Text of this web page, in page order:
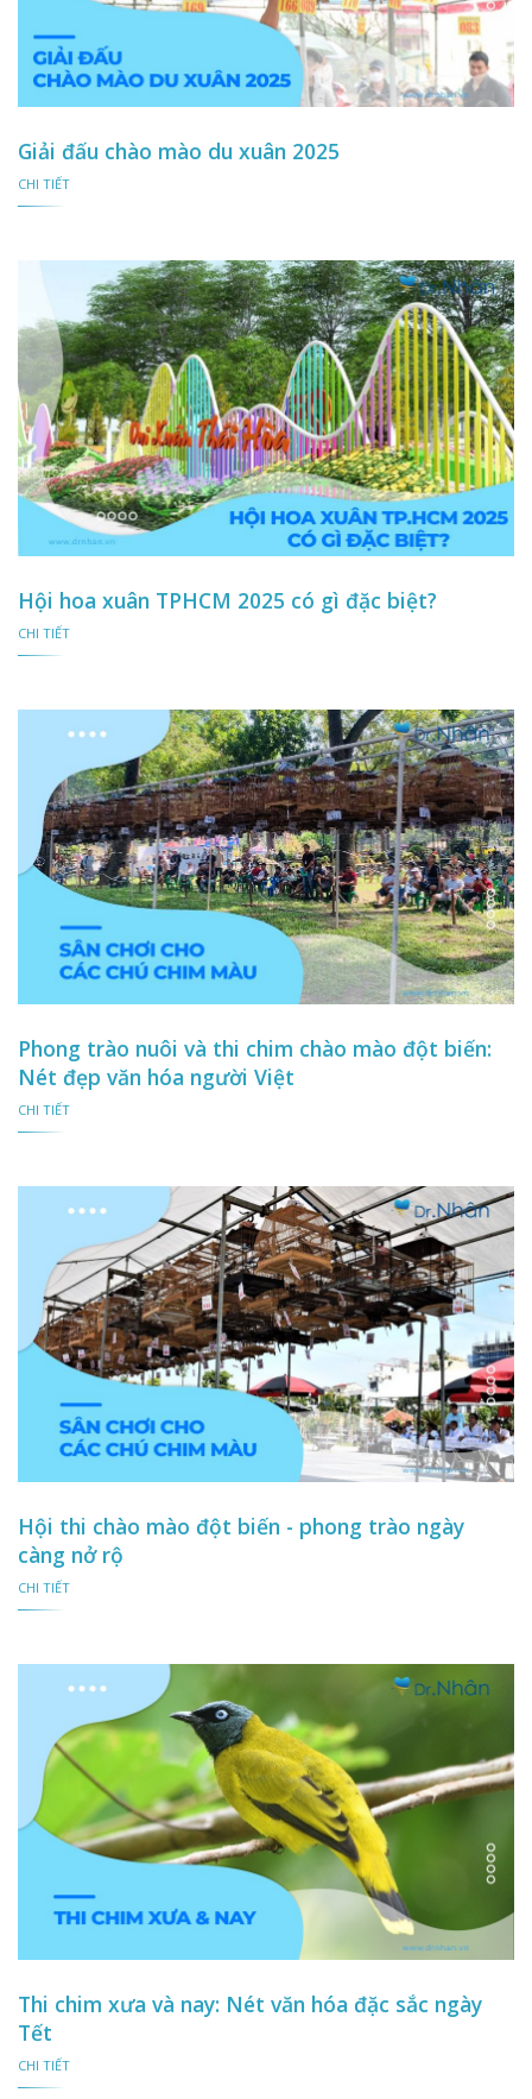
Giải đấu chào mào du xuân 2025
CHI TIẾT
Hội hoa xuân TPHCM 2025 có gì đặc biệt?
CHI TIẾT
Phong trào nuôi và thi chim chào mào đột biến:
Nét đẹp văn hóa người Việt
CHI TIẾT
Hội thi chào mào đột biến - phong trào ngày
càng nở rộ
CHI TIẾT
Thi chim xưa và nay: Nét văn hóa đặc sắc ngày
Tết
CHI TIẾT